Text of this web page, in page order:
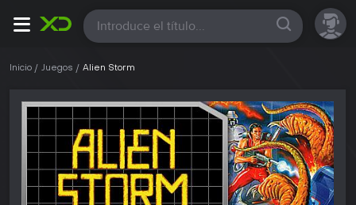
Todas
Inicio Juegos Alien Storm